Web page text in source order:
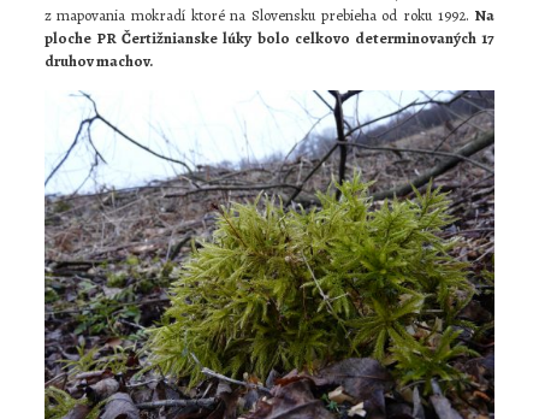
z mapovania mokradí ktoré na Slovensku prebieha od roku 1992. Na
ploche PR Čertižnianske lúky bolo celkovo determinovaných 17
druhov machov.